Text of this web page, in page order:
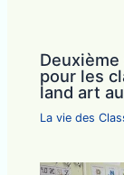
pour les
land art
La vie des